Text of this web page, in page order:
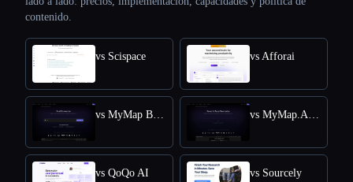
contenido.
vs Scispace vs Afforai
vs MyMap Book Summerizer vs MyMap.AI Research Paper Summarizer
vs QoQo AI vs Sourcely